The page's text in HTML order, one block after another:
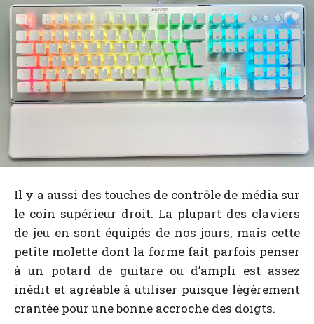
Il y a aussi des touches de contrôle de média sur
le coin supérieur droit. La plupart des claviers
de jeu en sont équipés de nos jours, mais cette
petite molette dont la forme fait parfois penser
à un potard de guitare ou d’ampli est assez
inédit et agréable à utiliser puisque légèrement
crantée pour une bonne accroche des doigts.